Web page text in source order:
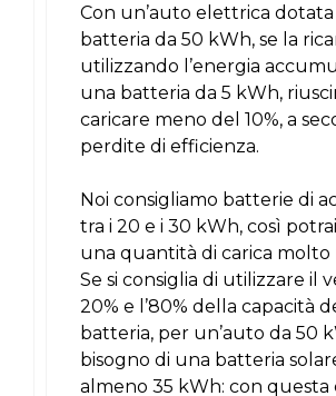
Con un’auto elettrica
batteria da 50 kWh, se la
utilizzando l’energia
una batteria da 5 kWh,
caricare meno del 10%, a
perdite di efficienza.
Noi consigliamo batterie di
tra i 20 e i 30 kWh, così
una quantità di carica molto
Se si consiglia di utilizzare il
20% e l’80% della capacità
batteria, per un’auto da 50
bisogno di una batteria
almeno 35 kWh: con questa